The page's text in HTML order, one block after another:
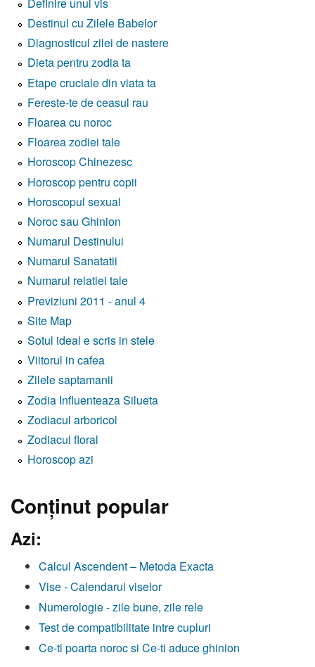
Destinul cu Zilele Babelor
Diagnosticul zilei de nastere
Dieta pentru zodia ta
Etape cruciale din viata ta
Fereste-te de ceasul rau
Floarea cu noroc
Floarea zodiei tale
Horoscop Chinezesc
Horoscop pentru copii
Horoscopul sexual
Noroc sau Ghinion
Numarul Destinului
Numarul Sanatatii
Numarul relatiei tale
Previziuni 2011 - anul 4
Site Map
Sotul ideal e scris in stele
Viitorul in cafea
Zilele saptamanii
Zodia Influenteaza Silueta
Zodiacul arboricol
Zodiacul floral
Horoscop azi
Conţinut popular
Azi:
Calcul Ascendent – Metoda Exacta
Vise - Calendarul viselor
Numerologie - zile bune, zile rele
Test de compatibilitate intre cupluri
Ce-ti poarta noroc si Ce-ti aduce ghinion